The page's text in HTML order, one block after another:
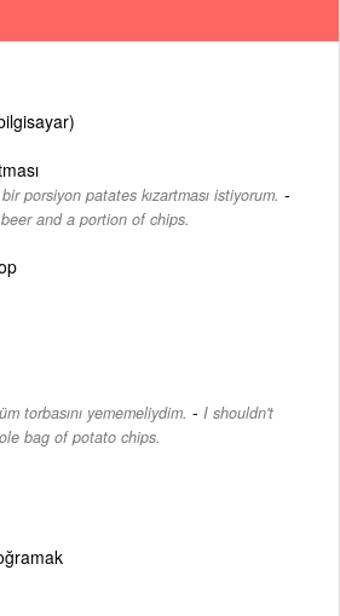
porsiyon patates kızartması istiyorum. -
and a portion of chips.
torbasını yememeliydim. - I shouldn't
bag of potato chips.